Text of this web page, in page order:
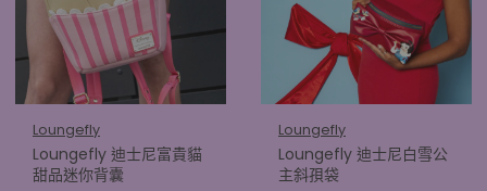
Loungefly
Loungefly 迪士尼富貴貓
甜品迷你背囊
Loungefly
Loungefly 迪士尼白雪公
主斜孭袋